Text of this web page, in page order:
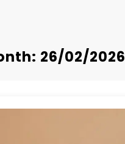
26/02/2026